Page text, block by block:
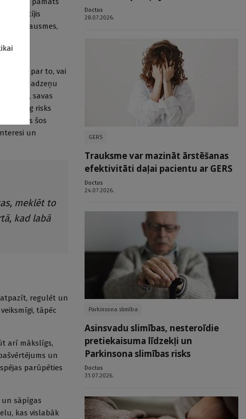
aprakstījis
izpausmes,
atbild par to, vai
un smadzeņu
izjūta, savas
pieaug risks
kas šos
un
meklēt to
kad labā
regulēt un
tāpēc
arī mākslīgs,
un
parūpēties
sāpīgas
kas vislabāk
Doctus
28.07.2026.
GERS
Trauksme var mazināt ārstēšanas
efektivitāti daļai pacientu ar GERS
Doctus
24.07.2026.
Parkinsona slimība
Asinsvadu slimības, nesteroīdie
pretiekaisuma līdzekļi un
Parkinsona slimības risks
Doctus
31.07.2026.